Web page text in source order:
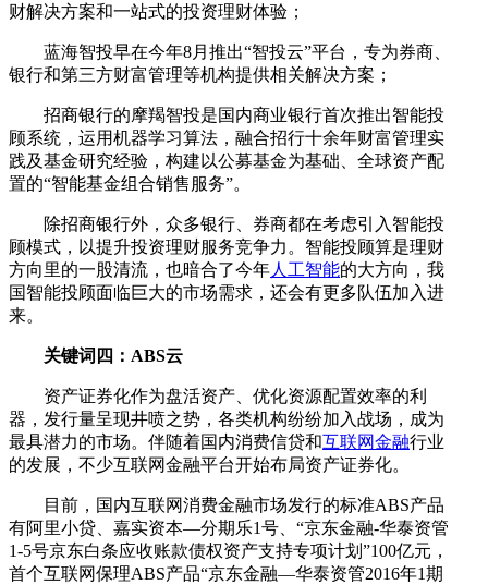
财解决方案和一站式的投资理财体验；
蓝海智投早在今年8月推出“智投云”平台，专为券商、
银行和第三方财富管理等机构提供相关解决方案；
招商银行的摩羯智投是国内商业银行首次推出智能投
顾系统，运用机器学习算法，融合招行十余年财富管理实
践及基金研究经验，构建以公募基金为基础、全球资产配
置的“智能基金组合销售服务”。
除招商银行外，众多银行、券商都在考虑引入智能投
顾模式，以提升投资理财服务竞争力。智能投顾算是理财
方向里的一股清流，也暗合了今年人工智能的大方向，我
国智能投顾面临巨大的市场需求，还会有更多队伍加入进
来。
关键词四：ABS云
资产证券化作为盘活资产、优化资源配置效率的利
器，发行量呈现井喷之势，各类机构纷纷加入战场，成为
最具潜力的市场。伴随着国内消费信贷和互联网金融行业
的发展，不少互联网金融平台开始布局资产证券化。
目前，国内互联网消费金融市场发行的标准ABS产品
有阿里小贷、嘉实资本—分期乐1号、“京东金融-华泰资管
1-5号京东白条应收账款债权资产支持专项计划”100亿元，
首个互联网保理ABS产品“京东金融—华泰资管2016年1期